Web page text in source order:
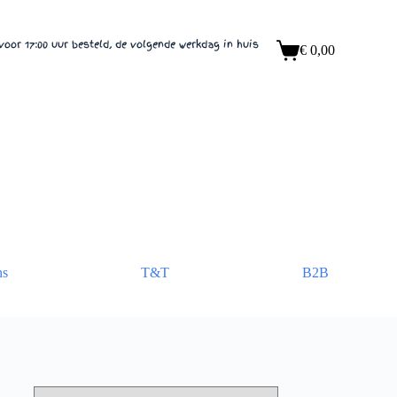
17:00 uur besteld, de volgende werkdag in huis
Winkelwagen
€ 0,00
T&T B2B